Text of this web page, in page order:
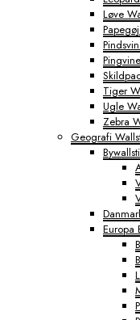
Løve
Tiger
Ugle
Zebra
Geografi
Europa